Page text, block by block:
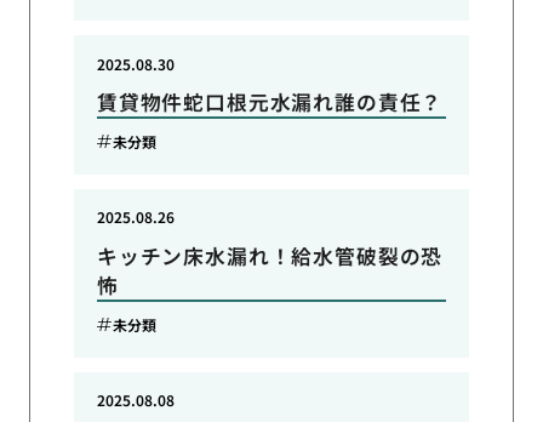
賃貸物件蛇口根元水漏れ誰の責任？
2025.08.30
未分類
キッチン床水漏れ！給水管破裂の恐
怖
2025.08.26
未分類
2025.08.08